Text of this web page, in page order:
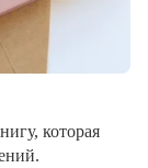
которая